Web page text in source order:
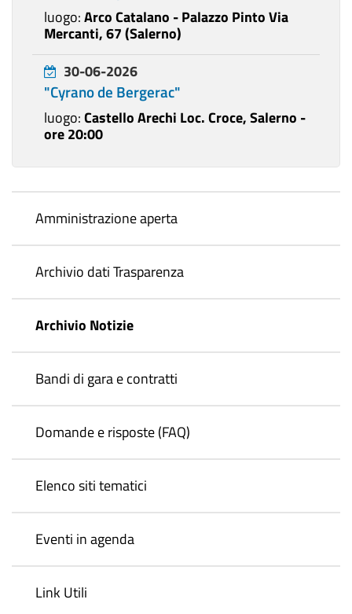
luogo:Arco Catalano - Palazzo Pinto Via
Mercanti, 67 (Salerno)
30-06-2026
"Cyrano de Bergerac"
luogo:Castello Arechi Loc. Croce, Salerno -
ore 20:00
Amministrazione aperta
Archivio dati Trasparenza
Archivio Notizie
Bandi di gara e contratti
Domande e risposte (FAQ)
Elenco siti tematici
Eventi in agenda
Link Utili